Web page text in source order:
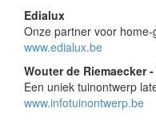
Edialux
Onze partner voor
www.edialux.be
Wouter de Riemaecker
Een uniek tuinontwerp
www.infotuinontwerp.be